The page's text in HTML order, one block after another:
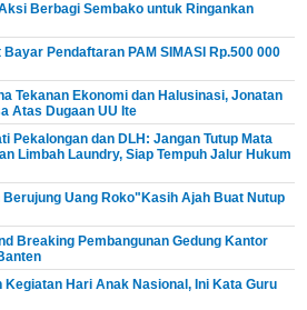
Berbagi Sembako untuk Ringankan
Pendaftaran PAM SIMASI Rp.500 000
Tekanan Ekonomi dan Halusinasi, Jonatan
Atas Dugaan UU Ite
Pekalongan dan DLH: Jangan Tutup Mata
Limbah Laundry, Siap Tempuh Jalur Hukum
Uang Roko"Kasih Ajah Buat Nutup
Breaking Pembangunan Gedung Kantor
Kegiatan Hari Anak Nasional, Ini Kata Guru